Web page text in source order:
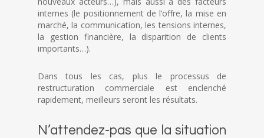
internes (le positionnement de l’offre, la mise en
marché, la communication, les tensions internes,
la gestion financière, la disparition de clients
importants…).
Dans tous les cas, plus le processus de
restructuration commerciale est enclenché
rapidement, meilleurs seront les résultats.
N’attendez-pas que la situation